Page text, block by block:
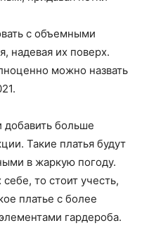
с объемными
надевая их поверх.
можно назвать
больше
Такие платья будут
в жаркую погоду.
то стоит учесть,
платье с более
гардероба.